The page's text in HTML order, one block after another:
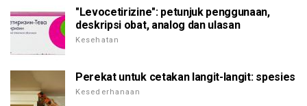
"Levocetirizine": petunjuk penggunaan,
deskripsi obat, analog dan ulasan
Kesehatan
Perekat untuk cetakan langit-langit: spesies
Kesederhanaan